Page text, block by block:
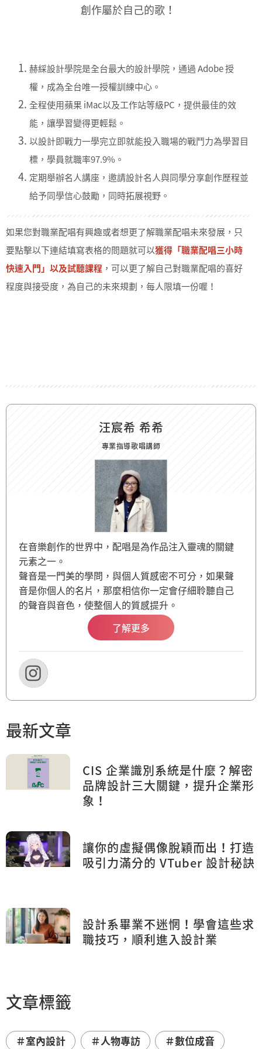
創作屬於自己的歌！
赫綵設計學院是全台最大的設計學院，通過 Adobe 授
權，成為全台唯一授權訓練中心。
全程使用蘋果 iMac以及工作站等級PC，提供最佳的效
能，讓學習變得更輕鬆。
以設計即戰力一學完立即就能投入職場的戰鬥力為學習目
標，學員就職率97.9%。
定期舉辦名人講座，邀請設計名人與同學分享創作歷程並
給予同學信心鼓勵，同時拓展視野。
如果您對職業配唱有興趣或者想更了解職業配唱未來發展，只
要點擊以下連結填寫表格的問題就可以獲得「職業配唱三小時
快速入門」以及試聽課程 ，可以更了解自己對職業配唱的喜好
程度與接受度，為自己的未來規劃，每人限填一份喔！
汪宸希 希希
專業指導歌唱講師
在音樂創作的世界中，配唱是為作品注入靈魂的關鍵
元素之一。
聲音是一門美的學問，與個人質感密不可分，如果聲
音是你個人的名片，那麼相信你一定會仔細聆聽自己
的聲音與音色，使整個人的質感提升。
了解更多
最新文章
CIS 企業識別系統是什麼？解密
品牌設計三大關鍵，提升企業形
象！
讓你的虛擬偶像脫穎而出！打造
吸引力滿分的 VTuber 設計秘訣
設計系畢業不迷惘！學會這些求
職技巧，順利進入設計業
文章標籤
＃室內設計 ＃人物專訪 ＃數位成音